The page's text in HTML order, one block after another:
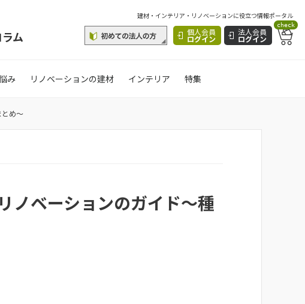
ラム
建材・インテリア・リノベーションに役立つ情報ポータル
個人会員
ログイン
法人会員
ログイン
check
み リノベーションの建材 インテリア 特集
め〜
ノベーションのガイド〜種